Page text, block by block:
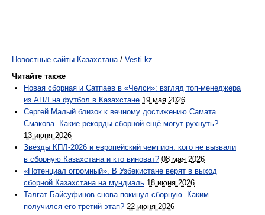
Новостные сайты Казахстана / Vesti.kz
Читайте также
Новая сборная и Сатпаев в «Челси»: взгляд топ-менеджера
из АПЛ на футбол в Казахстане 19 мая 2026
Сергей Малый близок к вечному достижению Самата
Смакова. Какие рекорды сборной ещё могут рухнуть?
13 июня 2026
Звёзды КПЛ-2026 и европейский чемпион: кого не вызвали
в сборную Казахстана и кто виноват? 08 мая 2026
«Потенциал огромный». В Узбекистане верят в выход
сборной Казахстана на мундиаль 18 июня 2026
Талгат Байсуфинов снова покинул сборную. Каким
получился его третий этап? 22 июня 2026